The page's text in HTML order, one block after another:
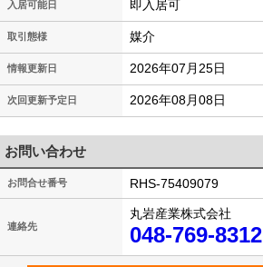
入居可能日 即入居可
取引態様 媒介
情報更新日 2026年07月25日
次回更新予定日 2026年08月08日
お問い合わせ
お問合せ番号 RHS-75409079
連絡先
丸岩産業株式会社
048-769-8312